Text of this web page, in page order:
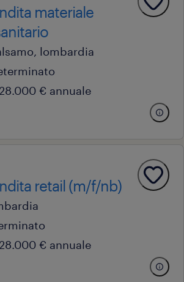
materiale
lombardia
€ annuale
retail (m/f/nb)
€ annuale